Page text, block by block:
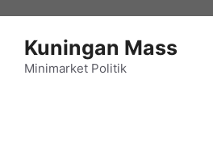
Kuningan Mass
Minimarket Politik